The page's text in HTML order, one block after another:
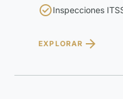
Inspecciones
EXPLORAR 